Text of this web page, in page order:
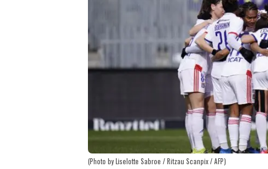
(Photo by Liselotte Sabroe / Ritzau Scanpix / AFP)